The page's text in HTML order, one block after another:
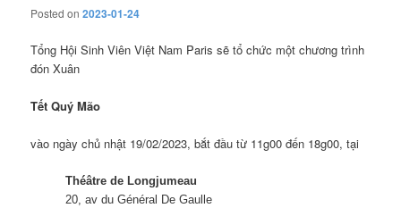
Posted on2023-01-24
Tổng Hội Sinh Viên Việt Nam Paris sẽ tổ chức một chương trình
đón Xuân
Tết Quý Mão
vào ngày chủ nhật 19/02/2023, bắt đầu từ 11g00 đến 18g00, tại
Théâtre de Longjumeau
20, av du Général De Gaulle